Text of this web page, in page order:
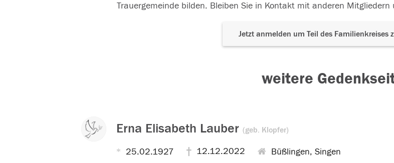
Trauergemeinde bilden. Bleiben Sie in Kontakt mit anderen
Jetzt anmelden um Teil des Familienkreises
weitere
Erna Elisabeth Lauber (geb. Klopfer)
25.02.1927 12.12.2022 Büßlingen, Singen